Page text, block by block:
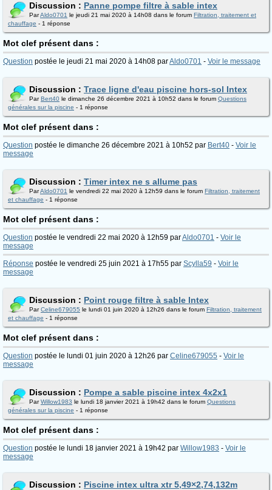
Discussion : Panne pompe filtre à sable intex
ParAldo0701 le jeudi 21 mai 2020 à 14h08 dans le forum Filtration, traitement et
chauffage - 1 réponse
Mot clef présent dans :
Question postée le jeudi 21 mai 2020 à 14h08 parAldo0701 - Voir le message
Discussion : Trace ligne d'eau piscine hors-sol Intex
ParBert40 le dimanche 26 décembre 2021 à 10h52 dans le forum Questions
générales sur la piscine - 1 réponse
Mot clef présent dans :
Question postée le dimanche 26 décembre 2021 à 10h52 par Bert40 - Voir le
message
Discussion : Timer intex ne s allume pas
ParAldo0701 le vendredi 22 mai 2020 à 12h59 dans le forum Filtration, traitement
et chauffage - 1 réponse
Mot clef présent dans :
Question postée le vendredi 22 mai 2020 à 12h59 parAldo0701 - Voir le
message
Réponse postée le vendredi 25 juin 2021 à 17h55 par Scylla59 - Voir le
message
Discussion : Point rouge filtre à sable Intex
ParCeline679055 le lundi 01 juin 2020 à 12h26 dans le forum Filtration, traitement
et chauffage - 1 réponse
Mot clef présent dans :
Question postée le lundi 01 juin 2020 à 12h26 par Celine679055 - Voir le
message
Discussion : Pompe a sable piscine intex 4x2x1
ParWillow1983 le lundi 18 janvier 2021 à 19h42 dans le forum Questions
générales sur la piscine - 1 réponse
Mot clef présent dans :
Question postée le lundi 18 janvier 2021 à 19h42 par Willow1983 - Voir le
message
Discussion : Piscine intex ultra xtr 5,49×2,74,132m